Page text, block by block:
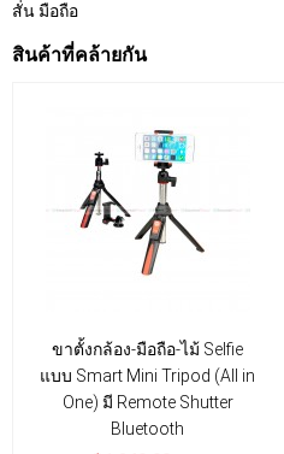
สั่น มือถือ
สินค้าที่คล้ายกัน
ขาตั้งกล้อง-มือถือ-ไม้ Selfie
แบบ Smart Mini Tripod (All in
One) มี Remote Shutter
Bluetooth